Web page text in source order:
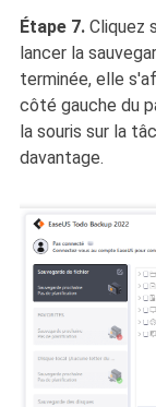
Étape 7. Cliquez
lancer la
terminée, elle
côté gauche du
la souris sur la
davantage.